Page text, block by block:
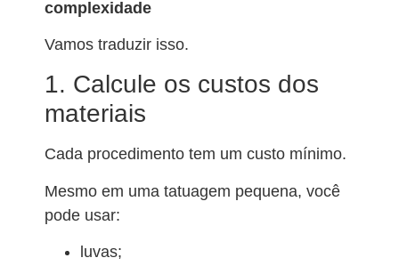
complexidade
Vamos traduzir isso.
1. Calcule os custos dos
materiais
Cada procedimento tem um custo mínimo.
Mesmo em uma tatuagem pequena, você
pode usar:
luvas;